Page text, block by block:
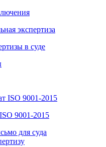
экспертиза
в суде
9001-2015
для суда